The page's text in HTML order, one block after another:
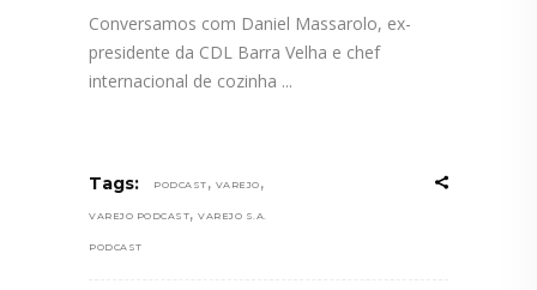
Conversamos com Daniel Massarolo, ex-
presidente da CDL Barra Velha e chef
internacional de cozinha
Tags: PODCAST , VAREJO ,
VAREJO PODCAST, VAREJO S.A.
PODCAST